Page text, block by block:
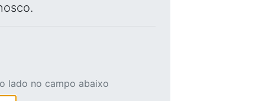
lado no campo abaixo